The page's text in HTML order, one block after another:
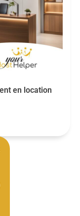
en location